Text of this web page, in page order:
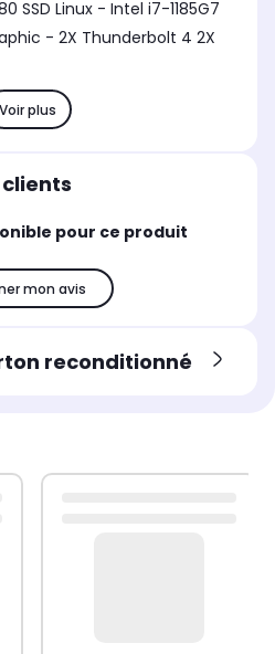
SSD Linux - Intel i7-1185G7
- 2X Thunderbolt 4 2X
Voir plus
clients
pour ce produit
mon avis
reconditionné